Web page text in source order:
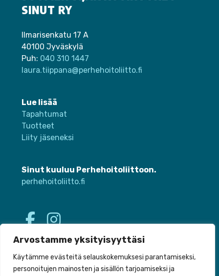
Arvostamme yksityisyyttäsi
Käytämme evästeitä selauskokemuksesi parantamiseksi,
personoitujen mainosten ja sisällön tarjoamiseksi ja
SINUT RY
Ilmarisenkatu 17 A
40100 Jyväskylä
Puh: 040 310 1447
laura.tiippana@perhehoitoliitto.fi
Lue lisää
Tapahtumat
Tuotteet
Liity jäseneksi
Sinut kuuluu Perhehoitoliittoon.
perhehoitoliitto.fi